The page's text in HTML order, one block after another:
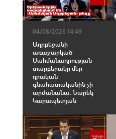
04/08/2026 14:49
Ադրբեջանի
առաջարկած
Սահմանադրության
տարբերակը մեր
դրական
գնահատականին չի
արժանանա․ Նարեկ
Կարապետյան